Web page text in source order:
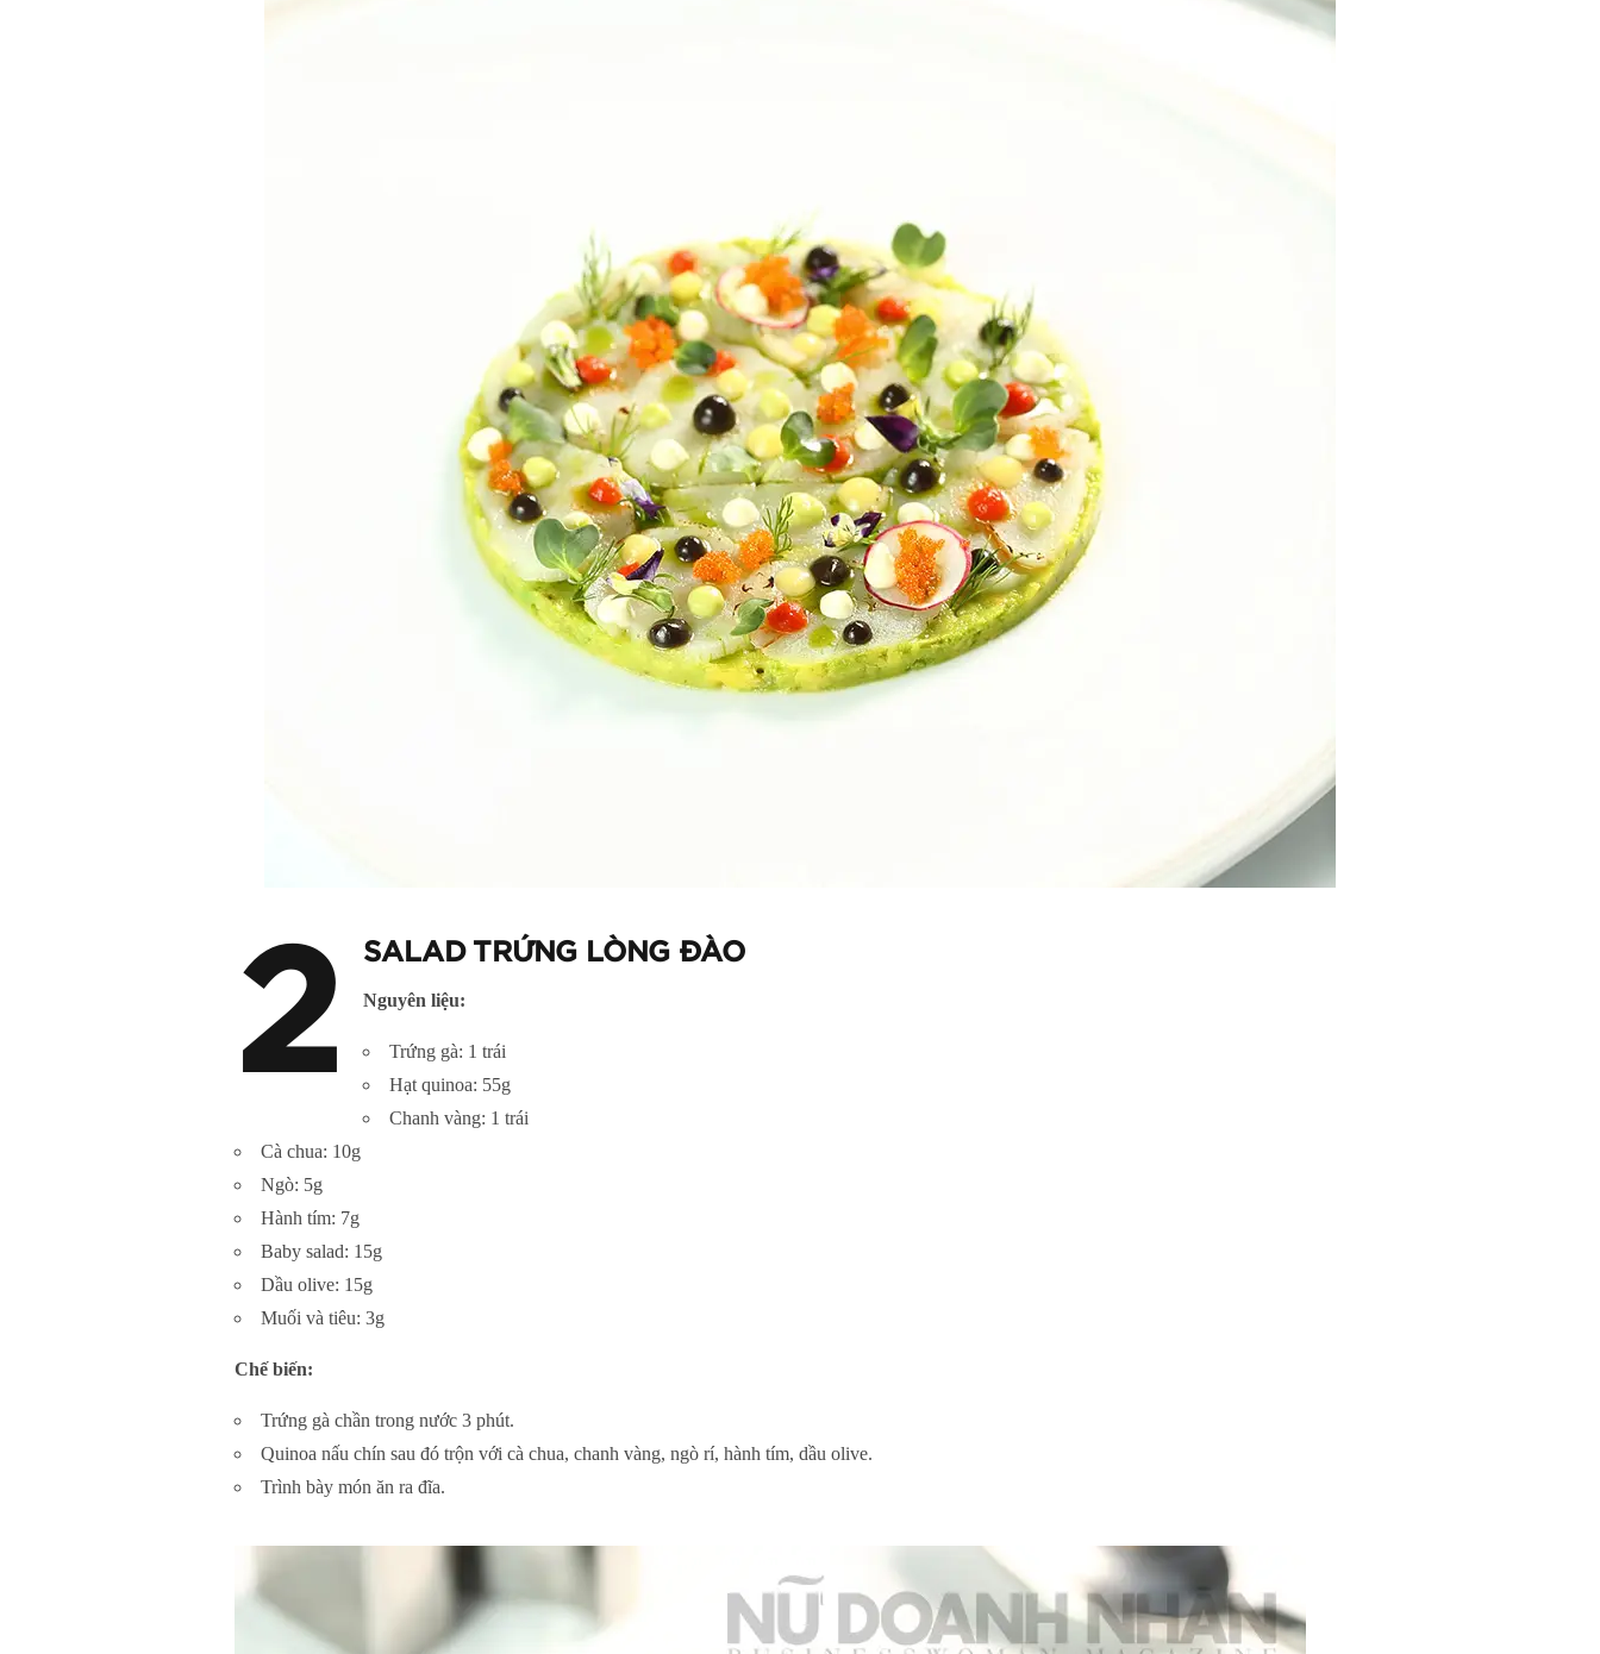
2 SALAD TRỨNG LÒNG ĐÀO
Nguyên liệu:
Trứng gà: 1 trái
Hạt quinoa: 55g
Chanh vàng: 1 trái
Cà chua: 10g
Ngò: 5g
Hành tím: 7g
Baby salad: 15g
Dầu olive: 15g
Muối và tiêu: 3g
Chế biến:
Trứng gà chần trong nước 3 phút.
Quinoa nấu chín sau đó trộn với cà chua, chanh vàng, ngò rí, hành tím, dầu olive.
Trình bày món ăn ra đĩa.